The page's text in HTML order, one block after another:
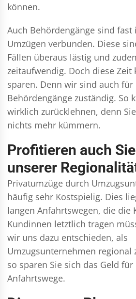
können.
Auch Behördengänge sind
Umzügen verbunden. Diese
Fällen überaus lästig und
zeitaufwendig. Doch diese Zeit
sparen. Denn wir sind auch für
Behördengänge zuständig. So
wirklich zurücklehnen, denn
nichts mehr kümmern.
Profitieren auch
unserer
Privatumzüge durch
häufig sehr Kostspielig. Dies
langen Anfahrtswegen, die die
Kundinnen letztlich tragen
wir uns dazu entschieden, als
Umzugsunternehmen regional
so sparen Sie sich das Geld
Anfahrtswege.